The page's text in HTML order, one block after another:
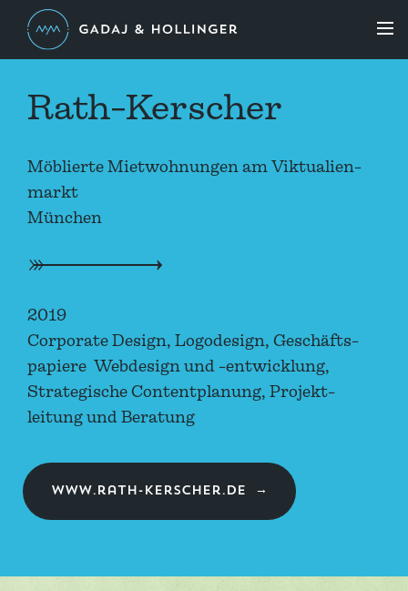
Rath-Kerscher
Möblierte Miet­wohnungen am Viktualien­
markt
München
2019
Corporate Design, Logodesign, Geschäfts­
papiere Webdesign und -entwicklung,
Strate­gische Content­planung, Projekt­
leitung und Beratung
www.rath-kerscher.de